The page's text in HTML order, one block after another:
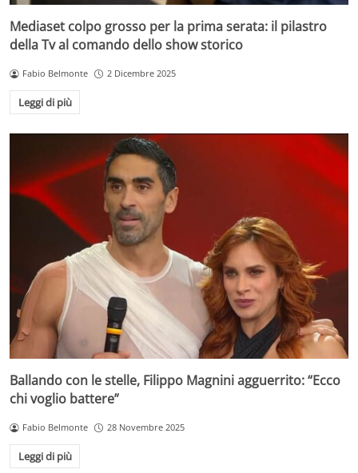
Mediaset colpo grosso per la prima serata: il pilastro
della Tv al comando dello show storico
Fabio Belmonte 2 Dicembre 2025
Leggi di più
Ballando con le stelle, Filippo Magnini agguerrito: “Ecco
chi voglio battere”
Fabio Belmonte 28 Novembre 2025
Leggi di più